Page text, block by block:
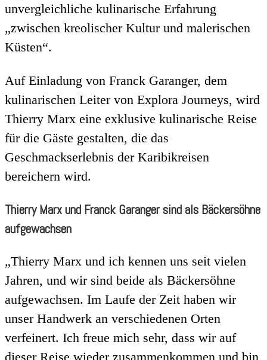
unvergleichliche kulinarische Erfahrung
„zwischen kreolischer Kultur und malerischen
Küsten“.
Auf Einladung von Franck Garanger, dem
kulinarischen Leiter von Explora Journeys, wird
Thierry Marx eine exklusive kulinarische Reise
für die Gäste gestalten, die das
Geschmackserlebnis der Karibikreisen
bereichern wird.
Thierry Marx und Franck Garanger sind als Bäckersöhne
aufgewachsen
„Thierry Marx und ich kennen uns seit vielen
Jahren, und wir sind beide als Bäckersöhne
aufgewachsen. Im Laufe der Zeit haben wir
unser Handwerk an verschiedenen Orten
verfeinert. Ich freue mich sehr, dass wir auf
dieser Reise wieder zusammenkommen und bin